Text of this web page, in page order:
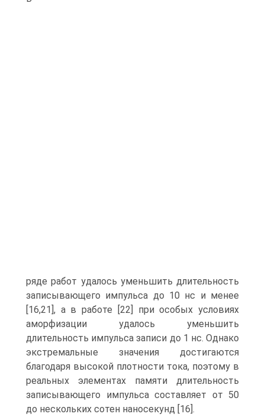
ряде работ удалось уменьшить длительность
записывающего импульса до 10 нс и менее
[16,21], а в работе [22] при особых условиях
аморфизации удалось уменьшить
длительность импульса записи до 1 нс. Однако
экстремальные значения достигаются
благодаря высокой плотности тока, поэтому в
реальных элементах памяти длительность
записывающего импульса составляет от 50
до нескольких сотен наносекунд [16].